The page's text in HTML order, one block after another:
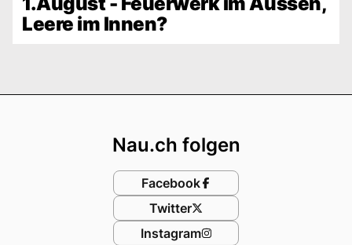
Leere im Innen?
Nau.ch folgen
Facebook
Twitter
Instagram